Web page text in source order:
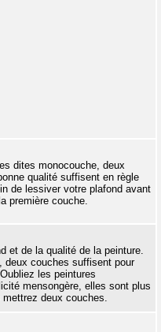
dites monocouche, deux
qualité suffisent en règle
de lessiver votre plafond avant
première couche.
et de la qualité de la peinture.
deux couches suffisent pour
les peintures
mensongère, elles sont plus
deux couches.